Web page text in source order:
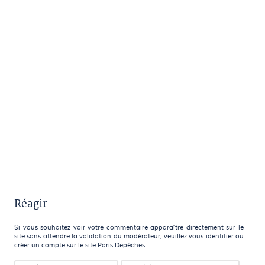
Réagir
Si vous souhaitez voir votre commentaire apparaître directement sur le
site sans attendre la validation du modérateur, veuillez vous identifier ou
créer un compte sur le site Paris Dépêches.